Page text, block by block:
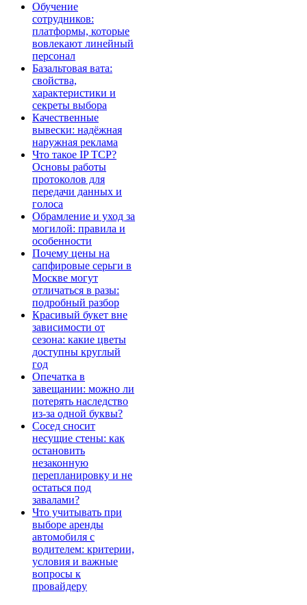
Обучение
сотрудников:
платформы, которые
вовлекают линейный
персонал
Базальтовая вата:
свойства,
характеристики и
секреты выбора
Качественные
вывески: надёжная
наружная реклама
Что такое IP TCP?
Основы работы
протоколов для
передачи данных и
голоса
Обрамление и уход за
могилой: правила и
особенности
Почему цены на
сапфировые серьги в
Москве могут
отличаться в разы:
подробный разбор
Красивый букет вне
зависимости от
сезона: какие цветы
доступны круглый
год
Опечатка в
завещании: можно ли
потерять наследство
из-за одной буквы?
Сосед сносит
несущие стены: как
остановить
незаконную
перепланировку и не
остаться под
завалами?
Что учитывать при
выборе аренды
автомобиля с
водителем: критерии,
условия и важные
вопросы к
провайдеру